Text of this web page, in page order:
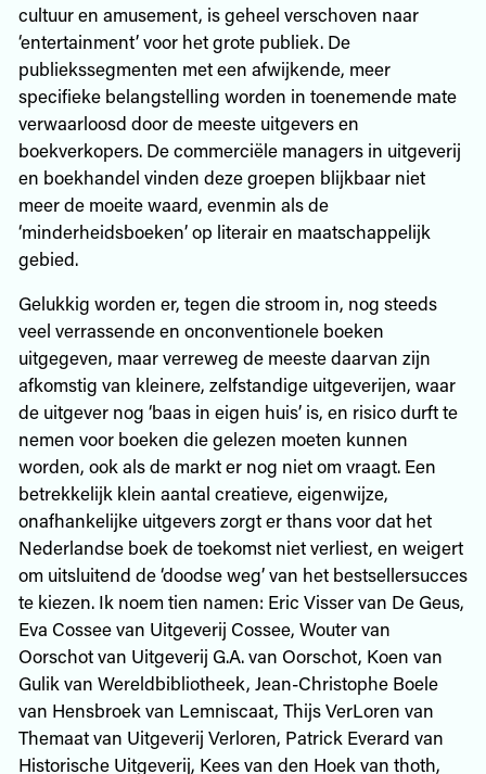
cultuur en amusement, is geheel verschoven naar
‘entertainment’ voor het grote publiek. De
publiekssegmenten met een afwijkende, meer
specifieke belangstelling worden in toenemende mate
verwaarloosd door de meeste uitgevers en
boekverkopers. De commerciële managers in uitgeverij
en boekhandel vinden deze groepen blijkbaar niet
meer de moeite waard, evenmin als de
‘minderheidsboeken’ op literair en maatschappelijk
gebied.
Gelukkig worden er, tegen die stroom in, nog steeds
veel verrassende en onconventionele boeken
uitgegeven, maar verreweg de meeste daarvan zijn
afkomstig van kleinere, zelfstandige uitgeverijen, waar
de uitgever nog ‘baas in eigen huis’ is, en risico durft te
nemen voor boeken die gelezen moeten kunnen
worden, ook als de markt er nog niet om vraagt. Een
betrekkelijk klein aantal creatieve, eigenwijze,
onafhankelijke uitgevers zorgt er thans voor dat het
Nederlandse boek de toekomst niet verliest, en weigert
om uitsluitend de ‘doodse weg’ van het bestsellersucces
te kiezen. Ik noem tien namen: Eric Visser van De Geus,
Eva Cossee van Uitgeverij Cossee, Wouter van
Oorschot van Uitgeverij G.A. van Oorschot, Koen van
Gulik van Wereldbibliotheek, Jean-Christophe Boele
van Hensbroek van Lemniscaat, Thijs VerLoren van
Themaat van Uitgeverij Verloren, Patrick Everard van
Historische Uitgeverij, Kees van den Hoek van thoth,